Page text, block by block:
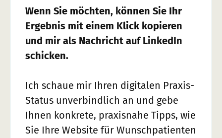
Wenn Sie möchten, können Sie Ihr
Ergebnis mit einem Klick kopieren
und mir als Nachricht auf LinkedIn
schicken.
Ich schaue mir Ihren digitalen Praxis-
Status unverbindlich an und gebe
Ihnen konkrete, praxisnahe Tipps, wie
Sie Ihre Website für Wunschpatienten